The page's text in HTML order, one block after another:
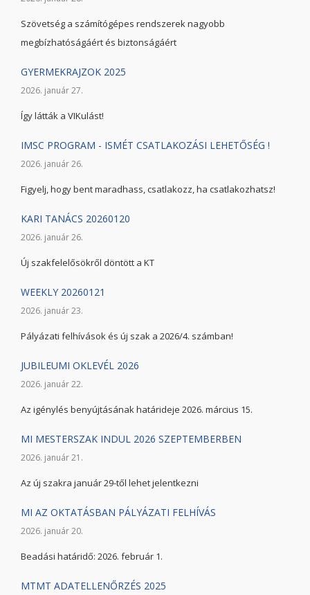
Szövetség a számítógépes rendszerek nagyobb
megbízhatóságáért és biztonságáért
GYERMEKRAJZOK 2025
2026. január 27.
Így látták a VIKulást!
IMSC PROGRAM - ISMÉT CSATLAKOZÁSI LEHETŐSÉG !
2026. január 26.
Figyelj, hogy bent maradhass, csatlakozz, ha csatlakozhatsz!
KARI TANÁCS 20260120
2026. január 26.
Új szakfelelősökről döntött a KT
WEEKLY 20260121
2026. január 23.
Pályázati felhívások és új szak a 2026/4. számban!
JUBILEUMI OKLEVÉL 2026
2026. január 22.
Az igénylés benyújtásának határideje 2026. március 15.
MI MESTERSZAK INDUL 2026 SZEPTEMBERBEN
2026. január 21.
Az új szakra január 29-től lehet jelentkezni
MI AZ OKTATÁSBAN PÁLYÁZATI FELHÍVÁS
2026. január 20.
Beadási határidő: 2026. február 1.
MTMT ADATELLENŐRZÉS 2025